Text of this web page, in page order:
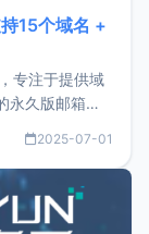
15个域名 +
专注于提供域
永久版邮箱服
。注册
要购买
2025-07-01